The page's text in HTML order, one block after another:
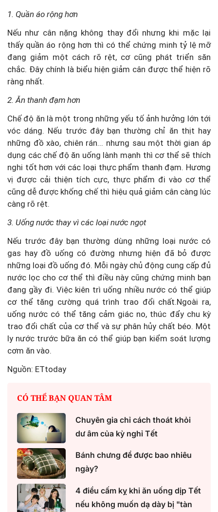
1. Quần áo rộng hơn
Nếu như cân nặng không thay đổi nhưng khi mặc lại
thấy quần áo rộng hơn thì có thể chứng minh tỷ lệ mỡ
đang giảm một cách rõ rệt, cơ cũng phát triển săn
chắc. Đây chính là biểu hiện giảm cân được thể hiện rõ
ràng nhất.
2. Ăn thanh đạm hơn
Chế độ ăn là một trong những yếu tố ảnh hưởng lớn tới
vóc dáng. Nếu trước đây bạn thường chỉ ăn thịt hay
những đồ xào, chiên rán... nhưng sau một thời gian áp
dụng các chế độ ăn uống lành mạnh thì cơ thể sẽ thích
nghi tốt hơn với các loại thực phẩm thanh đạm. Hương
vị được cải thiện tích cực, thực phẩm đi vào cơ thể
cũng dễ được khống chế thì hiệu quả giảm cân càng lúc
càng rõ rệt.
3. Uống nước thay vì các loại nước ngọt
Nếu trước đây bạn thường dùng những loại nước có
gas hay đồ uống có đường nhưng hiện đã bỏ được
những loại đồ uống đó. Mỗi ngày chủ động cung cấp đủ
nước lọc cho cơ thể thì điều này cũng chứng minh bạn
đang gầy đi. Việc kiên trì uống nhiều nước có thể giúp
cơ thể tăng cường quá trình trao đổi chất.Ngoài ra,
uống nước có thể tăng cảm giác no, thúc đẩy chu kỳ
trao đổi chất của cơ thể và sự phân hủy chất béo. Một
ly nước trước bữa ăn có thể giúp bạn kiểm soát lượng
cơm ăn vào.
Nguồn: ETtoday
CÓ THỂ BẠN QUAN TÂM
Chuyên gia chỉ cách thoát khỏi
dư âm của kỳ nghỉ Tết
Bánh chưng để được bao nhiêu
ngày?
4 điều cấm kỵ khi ăn uống dịp Tết
nếu không muốn dạ dày bị "tàn